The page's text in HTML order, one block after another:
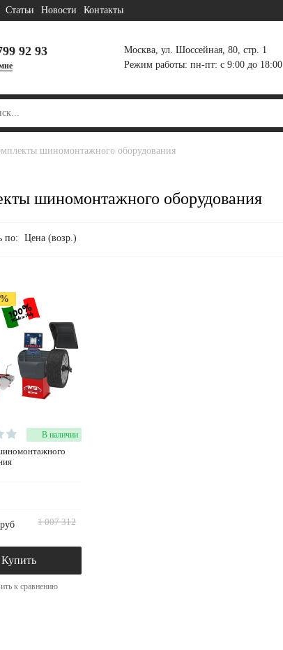
Статьи Новости Контакты
92 93
Москва, ул. Шоссейная, 80, стр. 1
Режим работы: пн-пт: с 9:00 до 18:00
шиномонтажного оборудования
шиномонтажного оборудования
по: Цена (возр.)
В наличии
1 007 312
руб
Купить
к сравнению